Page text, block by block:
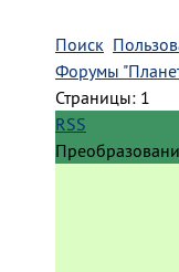
Поиск
Форумы
Страницы: 1
RSS